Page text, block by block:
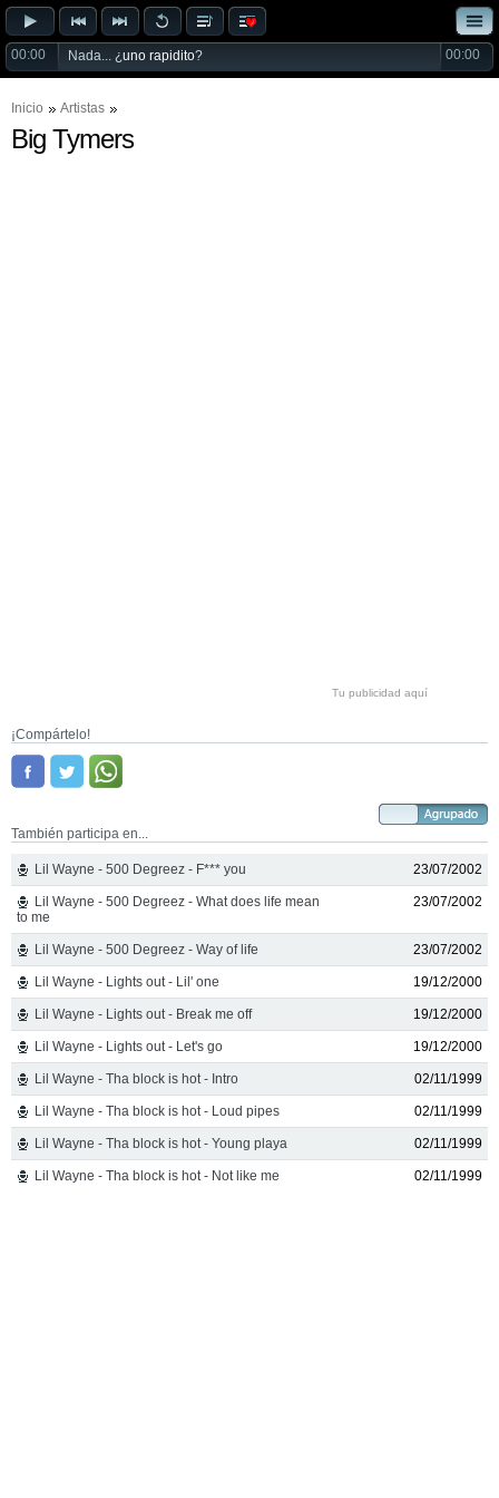
00:00 Nada... ¿uno rapidito? 00:00
Inicio Artistas
Big Tymers
Tu publicidad aquí
¡Compártelo!
También participa en...
Lil Wayne - 500 Degreez - F*** you 23/07/2002
Lil Wayne - 500 Degreez - What does life mean
to me
23/07/2002
Lil Wayne - 500 Degreez - Way of life 23/07/2002
Lil Wayne - Lights out - Lil' one 19/12/2000
Lil Wayne - Lights out - Break me off 19/12/2000
Lil Wayne - Lights out - Let's go 19/12/2000
Lil Wayne - Tha block is hot - Intro 02/11/1999
Lil Wayne - Tha block is hot - Loud pipes 02/11/1999
Lil Wayne - Tha block is hot - Young playa 02/11/1999
Lil Wayne - Tha block is hot - Not like me 02/11/1999